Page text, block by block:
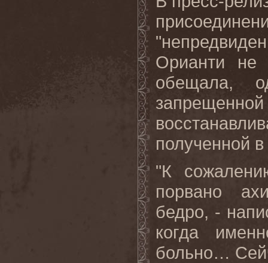
Орианти не
обещала,
полученной
"К
порвано
бедро, -
когда
больно…